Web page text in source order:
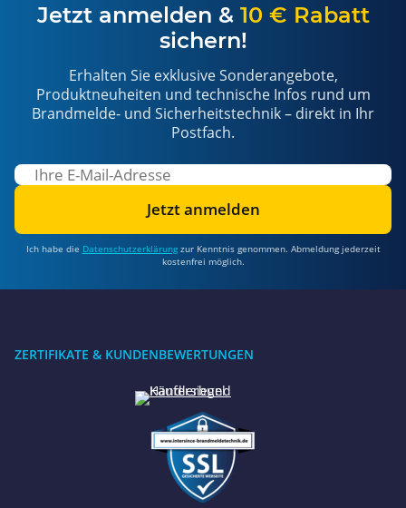
Jetzt anmelden & 10 € Rabatt
sichern!
Erhalten Sie exklusive Sonderangebote,
Produktneuheiten und technische Infos rund um
Brandmelde- und Sicherheitstechnik – direkt in Ihr
Postfach.
Jetzt anmelden
Ich habe die Datenschutzerklärungzur Kenntnis genommen. Abmeldung jederzeit
kostenfrei möglich.
ZERTIFIKATE & KUNDENBEWERTUNGEN